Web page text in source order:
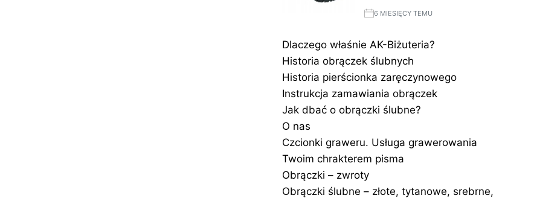
6 MIESIĘCY TEMU
Dlaczego właśnie AK-Biżuteria?
Historia obrączek ślubnych
Historia pierścionka zaręczynowego
Instrukcja zamawiania obrączek
Jak dbać o obrączki ślubne?
O nas
Czcionki graweru. Usługa grawerowania
Twoim chrakterem pisma
Obrączki – zwroty
Obrączki ślubne – złote, tytanowe, srebrne,